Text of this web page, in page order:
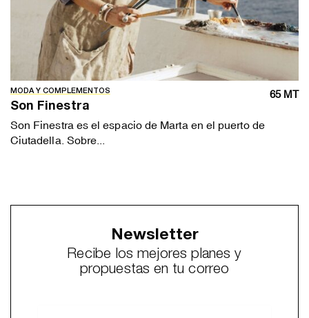
MODA Y COMPLEMENTOS 65 MT
Son Finestra
Son Finestra es el espacio de Marta en el puerto de
Ciutadella. Sobre...
Newsletter
Recibe los mejores planes y
propuestas en tu correo